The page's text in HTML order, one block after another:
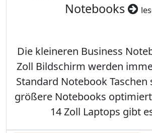
Notebooks
Die kleineren Business
Zoll Bildschirm werden
Standard Notebook
größere Notebooks
14 Zoll Laptops gibt